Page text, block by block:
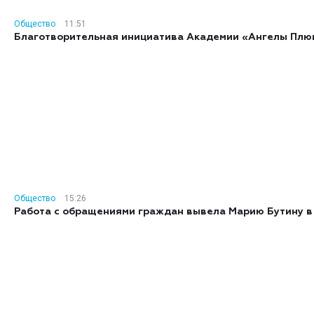
Общество
11:51
Благотворительная инициатива Академии «Ангелы
Общество
15:26
Работа с обращениями граждан вывела Марию Бутину